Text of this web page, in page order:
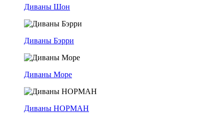
Диваны Шон
Диваны Бэрри
Диваны Море
Диваны НОРМАН